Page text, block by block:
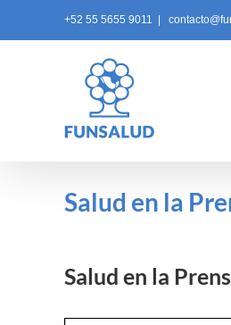
+52 55 5655 9011
Salud en la
Salud en la